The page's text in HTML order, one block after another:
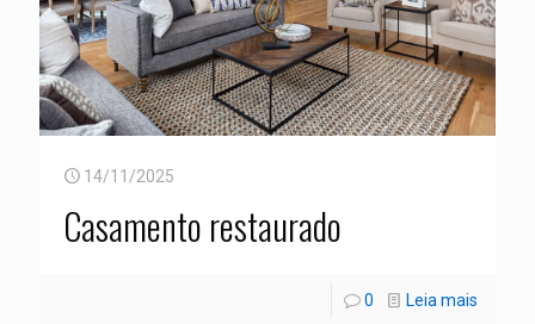
14/11/2025
Casamento restaurado
0 Leia mais